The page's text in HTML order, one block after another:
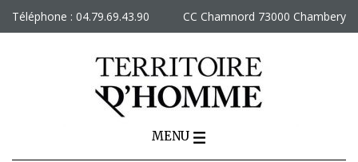
Téléphone : 04.79.69.43.90 CC Chamnord 73000 Chambery
MENU